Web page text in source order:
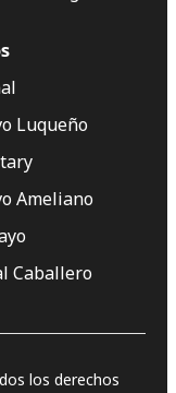
Luqueño
Ameliano
Caballero
los derechos